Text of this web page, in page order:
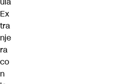
Ex
tra
nje
ra
co
n